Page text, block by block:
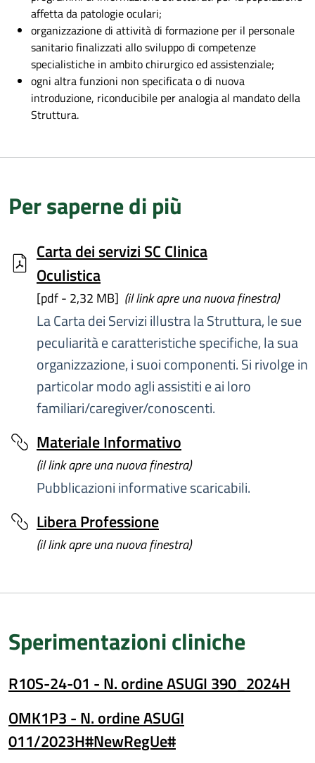
affetta da patologie oculari;
organizzazione di attività di formazione per il personale
sanitario finalizzati allo sviluppo di competenze
specialistiche in ambito chirurgico ed assistenziale;
ogni altra funzioni non specificata o di nuova
introduzione, riconducibile per analogia al mandato della
Struttura.
Per saperne di più
Carta dei servizi SC Clinica
Oculistica
[pdf - 2,32 MB] (il link apre una nuova finestra)
La Carta dei Servizi illustra la Struttura, le sue
peculiarità e caratteristiche specifiche, la sua
organizzazione, i suoi componenti. Si rivolge in
particolar modo agli assistiti e ai loro
familiari/caregiver/conoscenti.
Materiale Informativo
(il link apre una nuova finestra)
Pubblicazioni informative scaricabili.
Libera Professione
(il link apre una nuova finestra)
Sperimentazioni cliniche
R10S-24-01 - N. ordine ASUGI 390_2024H
OMK1P3 - N. ordine ASUGI
011/2023H#NewRegUe#